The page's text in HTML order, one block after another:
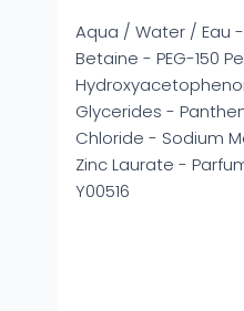
Aqua / Water / Eau
Betaine - PEG-150
Glycerides -
Chloride - Sodium
Zinc Laurate -
Y00516